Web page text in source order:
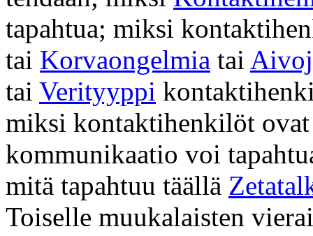
tapahtua; miksi
tai Korvaongelmia tai
tai Verityyppi
miksi kontaktihenkilöt
kommunikaatio voi
mitä tapahtuu täällä
Toiselle muukalaisten